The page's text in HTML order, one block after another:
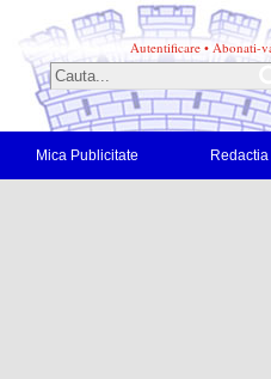
Autentificare • Abonati-
Mica Publicitate Redactia